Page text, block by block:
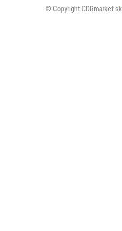
© Copyright CDRmarket.sk